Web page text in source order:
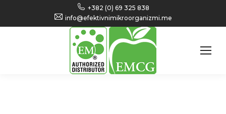
+382 (0) 69 325 838
info@efektivnimikroorganizmi.me